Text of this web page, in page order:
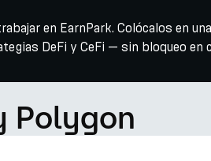
en EarnPark. Colócalos en
DeFi y CeFi — sin bloqueo en
Polygon